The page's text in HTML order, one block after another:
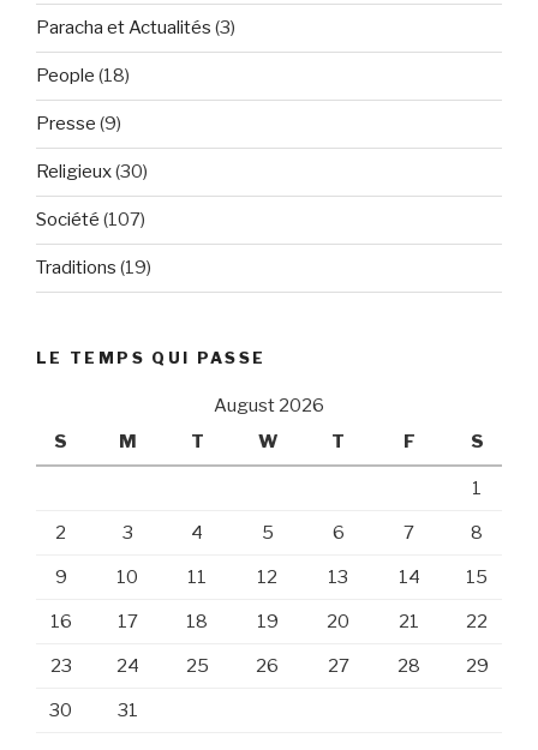
Paracha et Actualités (3)
People (18)
Presse (9)
Religieux(30)
Société (107)
Traditions (19)
LE TEMPS QUI PASSE
August 2026
S
M T W T F S
1
2 3 4 5 6 7 8
9 10 11 12 13 14 15
16 17 18 19 20 21 22
23 24 25 26 27 28 29
30 31